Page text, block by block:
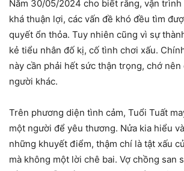
Năm 30/05/2024 cho biết rằng, vận
khá thuận lợi, các vấn đề khó đều tìm
quyết ổn thỏa. Tuy nhiên cũng vì sự
kẻ tiểu nhân đố kị, cố tình chơi xấu.
này cần phải hết sức thận trọng, chớ
người khác.
Trên phương diện tình cảm, Tuổi Tuất
một người để yêu thương. Nửa kia hiểu
những khuyết điểm, thậm chí là tật xấu
mà không một lời chê bai. Vợ chồng san